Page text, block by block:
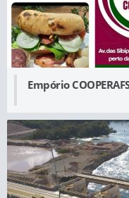
Empório